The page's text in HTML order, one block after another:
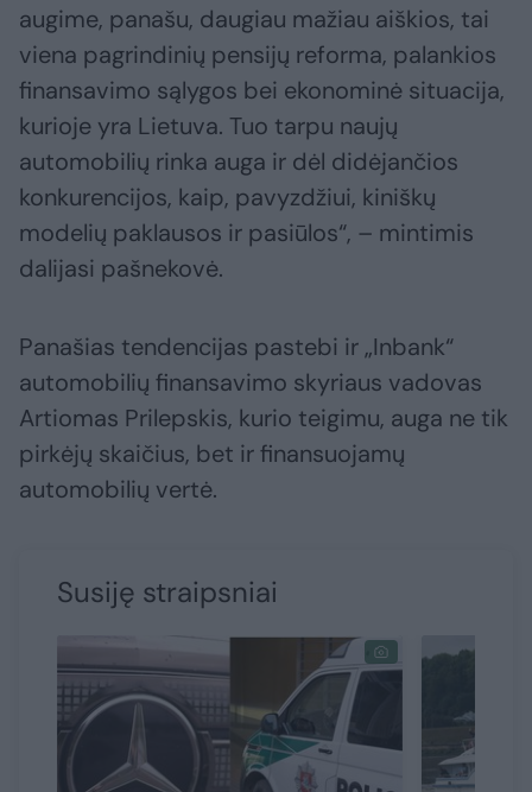
augime, panašu, daugiau mažiau aiškios, tai
viena pagrindinių pensijų reforma, palankios
finansavimo sąlygos bei ekonominė situacija,
kurioje yra Lietuva. Tuo tarpu naujų
automobilių rinka auga ir dėl didėjančios
konkurencijos, kaip, pavyzdžiui, kiniškų
modelių paklausos ir pasiūlos“, – mintimis
dalijasi pašnekovė.
Panašias tendencijas pastebi ir „Inbank“
automobilių finansavimo skyriaus vadovas
Artiomas Prilepskis, kurio teigimu, auga ne tik
pirkėjų skaičius, bet ir finansuojamų
automobilių vertė.
Susiję straipsniai